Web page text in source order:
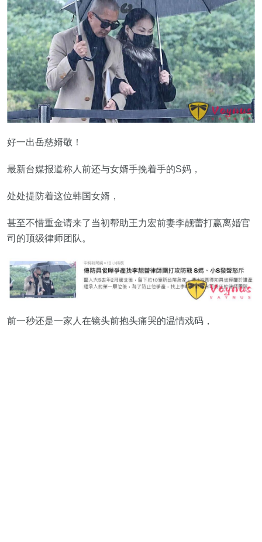
好一出岳慈婿敬！
最新台媒报道称人前还与女婿手挽着手的S妈，
处处提防着这位韩国女婿，
甚至不惜重金请来了当初帮助王力宏前妻李靓蕾打赢离婚官
司的顶级律师团队。
前一秒还是一家人在镜头前抱头痛哭的温情戏码，